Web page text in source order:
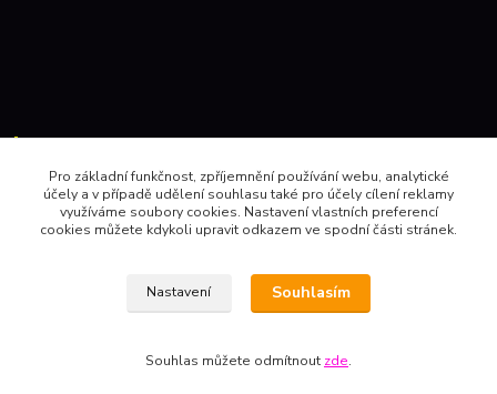
604 157410 , 602 345528
Pro základní funkčnost, zpříjemnění používání webu, analytické
účely a v případě udělení souhlasu také pro účely cílení reklamy
využíváme soubory cookies. Nastavení vlastních preferencí
cookies můžete kdykoli upravit odkazem ve spodní části stránek.
Nastavení Souhlasím
Souhlas můžete odmítnout zde.